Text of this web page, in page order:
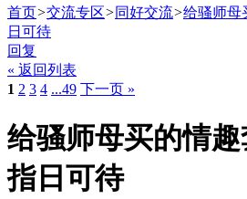
首页>交流专区>同好交流>给骚师母
日可待
回复
« 返回列表
1 2 3 4 ...49 下一页 »
给骚师母买的情
指日可待